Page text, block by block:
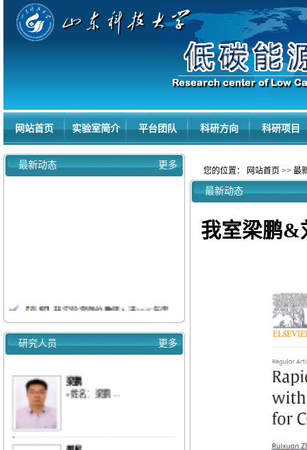
网站首页 实验室简介 平台团队 科研方向 科研项目
最新动态 更多
我实验室梁鹏&刘庆等连续发表三篇低浓
度...
筛...
我室梁鹏&刘庆等综述多孔碳材料对气态
污...
研究人员 更多
»姓名：梁鹏 ...
您的位置： 网站首页 >> 最
最新动态
我室梁鹏&